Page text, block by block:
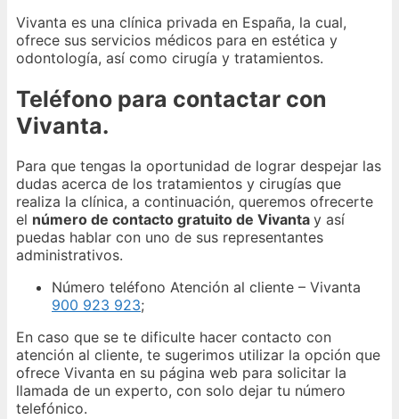
Vivanta es una clínica privada en España, la cual,
ofrece sus servicios médicos para en estética y
odontología, así como cirugía y tratamientos.
Teléfono para contactar con
Vivanta.
Para que tengas la oportunidad de lograr despejar las
dudas acerca de los tratamientos y cirugías que
realiza la clínica, a continuación, queremos ofrecerte
el número de contacto gratuito de Vivanta y así
puedas hablar con uno de sus representantes
administrativos.
Número teléfono Atención al cliente – Vivanta
900 923 923;
En caso que se te dificulte hacer contacto con
atención al cliente, te sugerimos utilizar la opción que
ofrece Vivanta en su página web para solicitar la
llamada de un experto, con solo dejar tu número
telefónico.